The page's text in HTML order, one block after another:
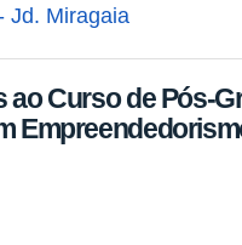
Jd. Miragaia
ao Curso de Pós-